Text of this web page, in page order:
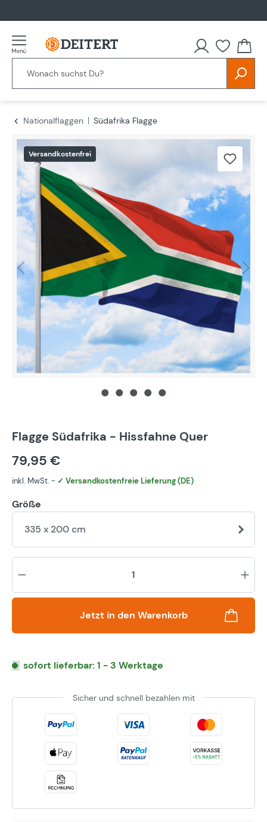
Nationalflaggen
Südafrika Flagge
Bildergalerie überspringen
Versandkostenfrei
Flagge Südafrika - Hissfahne Quer
79,95 €
inkl. MwSt. - ✓ Versandkostenfreie Lieferung (DE)
Größe
335 x 200 cm
Jetzt in den Warenkorb
sofort lieferbar: 1 - 3 Werktage
Sicher und schnell bezahlen mit